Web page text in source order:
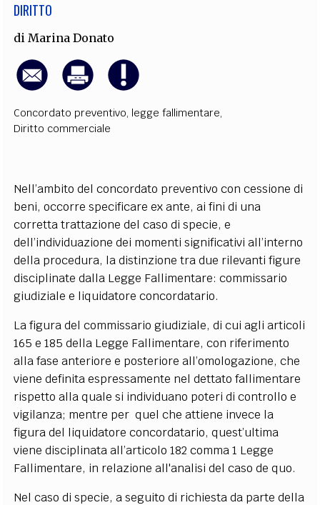
DIRITTO
diMarina Donato
Concordato preventivo, legge fallimentare,
Diritto commerciale
Nell’ambito del concordato preventivo con cessione di
beni, occorre specificare ex ante, ai fini di una
corretta trattazione del caso di specie, e
dell’individuazione dei momenti significativi all’interno
della procedura, la distinzione tra due rilevanti figure
disciplinate dalla Legge Fallimentare: commissario
giudiziale e liquidatore concordatario.
La figura del commissario giudiziale, di cui agli articoli
165 e 185 della Legge Fallimentare, con riferimento
alla fase anteriore e posteriore all’omologazione, che
viene definita espressamente nel dettato fallimentare
rispetto alla quale si individuano poteri di controllo e
vigilanza; mentre per quel che attiene invece la
figura del liquidatore concordatario, quest’ultima
viene disciplinata all’articolo 182 comma 1 Legge
Fallimentare, in relazione all'analisi del caso de quo.
Nel caso di specie, a seguito di richiesta da parte della